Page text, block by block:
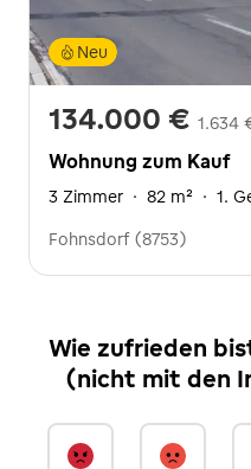
Neu
134.000 € 1.634
Wohnung zum Kauf
3 Zimmer · 82 m² · 1.
Fohnsdorf (8753)
Wie zufrieden
(nicht mit den